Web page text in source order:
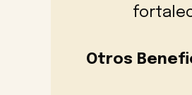
Otros